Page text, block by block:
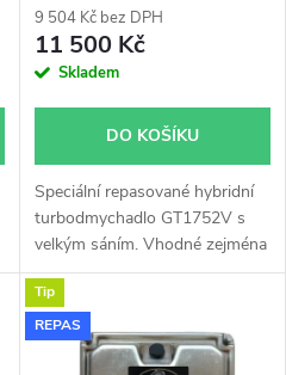
9 504 Kč bez DPH
11 500 Kč
Skladem
DO KOŠÍKU
Speciální repasované hybridní
turbodmychadlo GT1752V s
velkým sáním. Vhodné zejména
k výkonnostním úpravám jako
např. chiptuning. Pro vůz Seat
Ibiza 1.9TDi 96kW ASZ.
Tip
REPAS